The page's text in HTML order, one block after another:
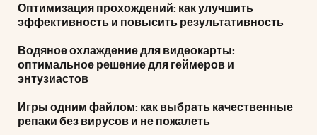
Оптимизация прохождений: как улучшить
эффективность и повысить результативность
Водяное охлаждение для видеокарты:
оптимальное решение для геймеров и
энтузиастов
Игры одним файлом: как выбрать качественные
репаки без вирусов и не пожалеть